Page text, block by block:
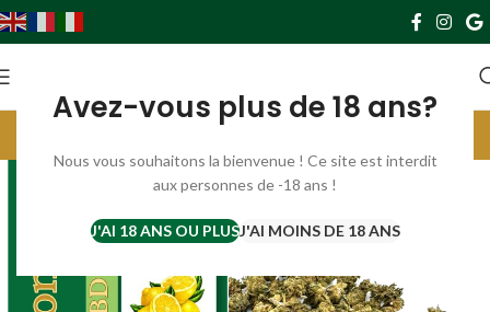
Avez-vous plus de 18 ans?
Nous vous souhaitons la bienvenue ! Ce site est interdit
aux personnes de -18 ans !
J'AI 18 ANS OU PLUSJ'AI MOINS DE 18 ANS
Livraison gratuite France à partir de 69€. Europe à partir de 119€